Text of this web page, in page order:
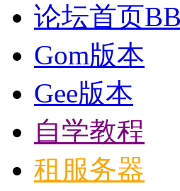
论坛首页
Gom版本
Gee版本
自学教程
租服务器